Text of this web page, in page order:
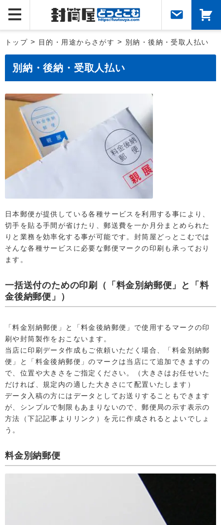
トップ > 目的・用途からさがす > 別納・後納・受取人払い
別納・後納・受取人払い
日本郵便が提供している各種サービスを利用する事により、
切手を貼る手間が省けたり、郵送費を一か月分まとめられた
りと業務を効率化する事が可能です。封筒屋どっとこむでは
そんな各種サービスに必要な郵便マークの印刷も承っており
ます。
一括送付のための印刷（「料金別納郵便」と「料
金後納郵便」）
「料金別納郵便」と「料金後納郵便」で使用するマークの印
刷や封筒製作をおこないます。
当店に印刷データ作成もご依頼いただく場合、「料金別納郵
便」と「料金後納郵便」のマークは当店にて追加できますの
で、位置や大きさをご指定ください。（大きさはお任せいた
だければ、規定内の適した大きさにて配置いたします）
データ入稿の方にはデータとしてお送りすることもできます
が、シンプルで制限もあまりないので、郵便局の示す表示の
方法（下記記事よりリンク）を元に作成されるとよいでしょ
う。
料金別納郵便